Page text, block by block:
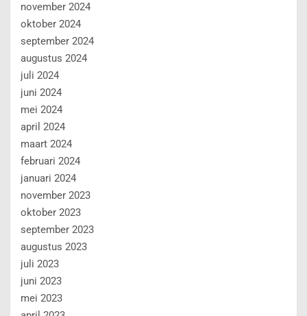
november 2024
oktober 2024
september 2024
augustus 2024
juli 2024
juni 2024
mei 2024
april 2024
maart 2024
februari 2024
januari 2024
november 2023
oktober 2023
september 2023
augustus 2023
juli 2023
juni 2023
mei 2023